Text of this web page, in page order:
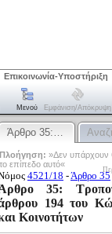
Επικοινωνία-Υποστήριξη
Μενού Εμφάνιση/απόκρυψη
Άρθρο 35:…